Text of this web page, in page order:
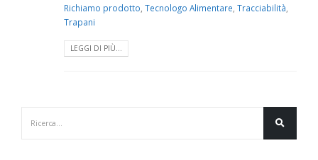
Richiamo prodotto Tecnologo Alimentare Tracciabilità
Trapani
LEGGI DI PIÙ...